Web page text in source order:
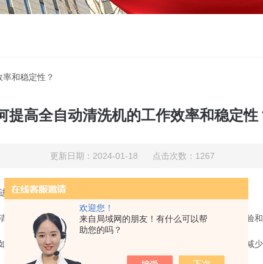
欢迎您！
来自局域网的朋友！有什么可以帮
助您的吗？
和稳定性？
提高全自动清洗机的工作效率和稳定性
更新日期：2024-01-18 点击次数：1267
行：
流程，包括清洗剂的选择、清洗温度和时间的设置等。通过实验
传感器、控制器和执行器等，实现自动检测、控制和调整，减